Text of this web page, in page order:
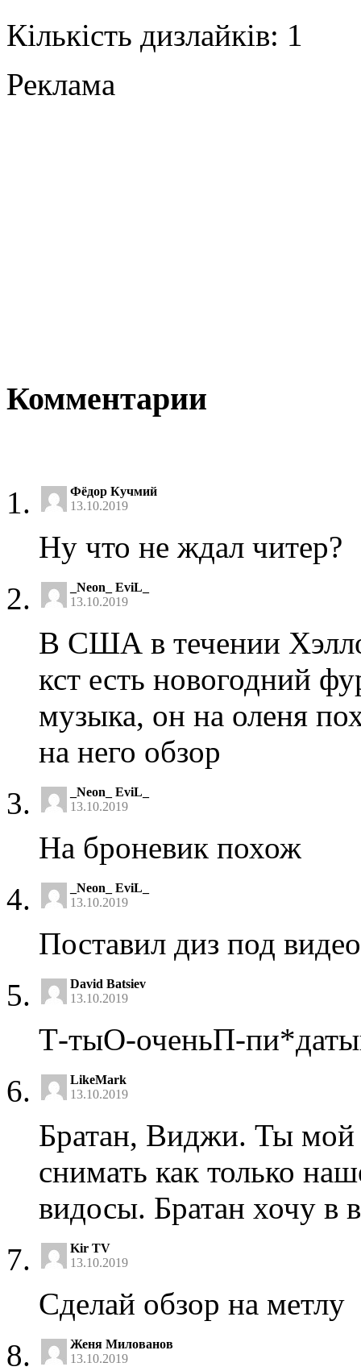
Кількість дизлайків: 1
Реклама
Комментарии
Фёдор Кучмий
13.10.2019
Ну что не ждал читер?
_Neon_ EviL_
13.10.2019
В США в течении
кст есть новогодний
музыка, он на оленя
на него обзор
_Neon_ EviL_
13.10.2019
На броневик похож
_Neon_ EviL_
13.10.2019
Поставил диз под
David Batsiev
13.10.2019
Т-тыО-оченьП-
LikeMark
13.10.2019
Братан, Виджи. Ты
снимать как только
видосы. Братан хочу в
Kir TV
13.10.2019
Сделай обзор на метлу
Женя Милованов
13.10.2019